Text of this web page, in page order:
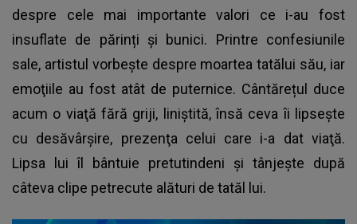
despre cele mai importante valori ce i-au fost
insuflate de părinți și bunici. Printre confesiunile
sale, artistul vorbește despre moartea tatălui său, iar
emoţiile au fost atât de puternice. Cântărețul duce
acum o viaţă fără griji, liniştită, însă ceva îi lipseşte
cu desăvârşire, prezenţa celui care i-a dat viaţă.
Lipsa lui îl bântuie pretutindeni şi tânjeşte după
câteva clipe petrecute alături de tatăl lui.